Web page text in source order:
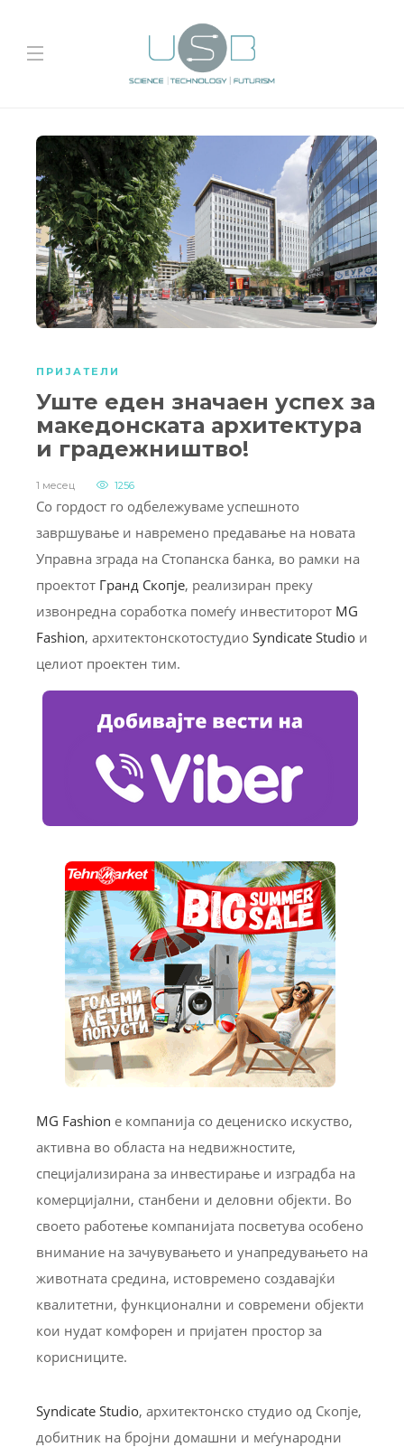
ПРИЈАТЕЛИ
Уште еден значаен успех за
македонската архитектура
и градежништво!
1 месец 1256
Со гордост го одбележуваме успешното
завршување и навремено предавање на новата
Управна зграда на Стопанска банка, во рамки на
проектот Гранд Скопје, реализиран преку
извонредна соработка помеѓу инвеститорот MG
Fashion, архитектонскотостудио Syndicate Studio и
целиот проектен тим.
MG Fashion е компанија со децениско искуство,
активна во областа на недвижностите,
специјализирана за инвестирање и изградба на
комерцијални, станбени и деловни објекти. Во
своето работење компанијата посветува особено
внимание на зачувувањето и унапредувањето на
животната средина, истовремено создавајќи
квалитетни, функционални и современи објекти
кои нудат комфорен и пријатен простор за
корисниците.
Syndicate Studio, архитектонско студио од Скопје,
добитник на бројни домашни и меѓународни